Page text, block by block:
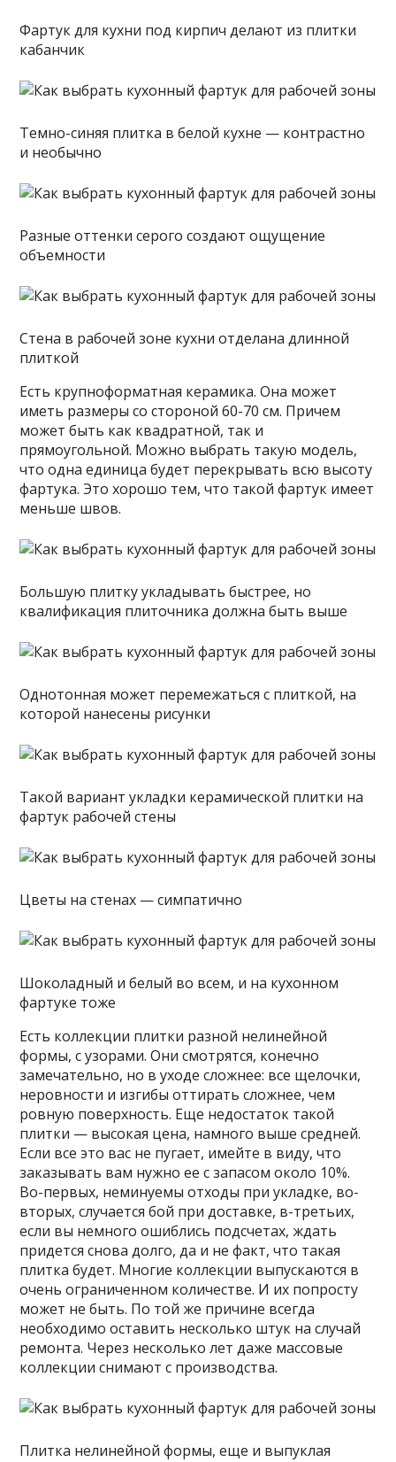
Фартук для кухни под кирпич делают из плитки
кабанчик
Темно-синяя плитка в белой кухне — контрастно
и необычно
Разные оттенки серого создают ощущение
объемности
Стена в рабочей зоне кухни отделана длинной
плиткой
Есть крупноформатная керамика. Она может
иметь размеры со стороной 60-70 см. Причем
может быть как квадратной, так и
прямоугольной. Можно выбрать такую модель,
что одна единица будет перекрывать всю высоту
фартука. Это хорошо тем, что такой фартук имеет
меньше швов.
Большую плитку укладывать быстрее, но
квалификация плиточника должна быть выше
Однотонная может перемежаться с плиткой, на
которой нанесены рисунки
Такой вариант укладки керамической плитки на
фартук рабочей стены
Цветы на стенах — симпатично
Шоколадный и белый во всем, и на кухонном
фартуке тоже
Есть коллекции плитки разной нелинейной
формы, с узорами. Они смотрятся, конечно
замечательно, но в уходе сложнее: все щелочки,
неровности и изгибы оттирать сложнее, чем
ровную поверхность. Еще недостаток такой
плитки — высокая цена, намного выше средней.
Если все это вас не пугает, имейте в виду, что
заказывать вам нужно ее с запасом около 10%.
Во-первых, неминуемы отходы при укладке, во-
вторых, случается бой при доставке, в-третьих,
если вы немного ошиблись подсчетах, ждать
придется снова долго, да и не факт, что такая
плитка будет. Многие коллекции выпускаются в
очень ограниченном количестве. И их попросту
может не быть. По той же причине всегда
необходимо оставить несколько штук на случай
ремонта. Через несколько лет даже массовые
коллекции снимают с производства.
Плитка нелинейной формы, еще и выпуклая